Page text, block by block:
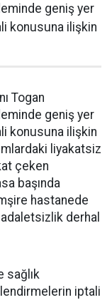
geniş yer
konusuna ilişkin
Togan
geniş yer
konusuna ilişkin
liyakatsiz
çeken
başında
hastanede
derhal
sağlık
iptali